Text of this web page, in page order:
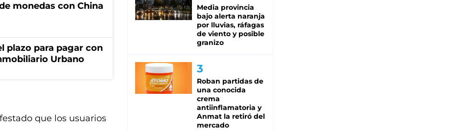
monedas con China
plazo para pagar con
Urbano
que los usuarios
Media provincia
bajo alerta naranja
por lluvias, ráfagas
de viento y posible
granizo
Roban partidas de
una conocida
crema
antiinflamatoria y
Anmat la retiró del
mercado